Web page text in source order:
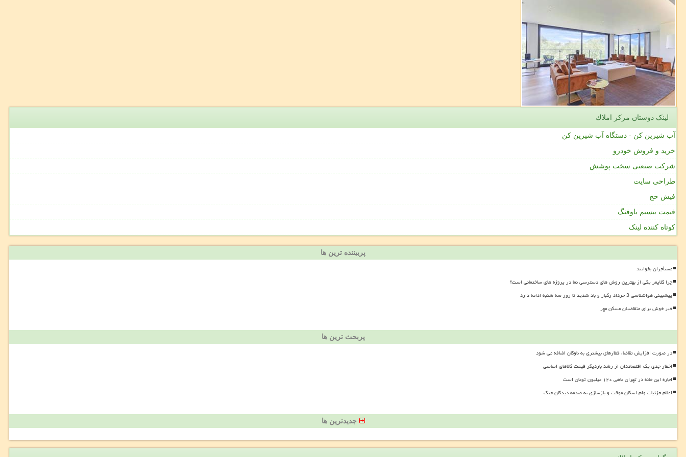
لینک دوستان مركز املاك
آب شیرین کن - دستگاه آب شیرین کن
خرید و فروش خودرو
شرکت صنعتی سخت پوشش
طراحی سایت
فیش حج
قیمت بیسیم باوفنگ
کوتاه کننده لینک
پربیننده ترین ها
مستأجران بخوانند
چرا کلایمر یکی از بهترین روش های دسترسی نما در پروژه های ساختمانی است؟
پیشبینی هواشناسی 3 خرداد رگبار و باد شدید تا روز سه شنبه ادامه دارد
خبر خوش برای متقاضیان مسکن مهر
پربحث ترین ها
در صورت افزایش تقاضا، قطارهای بیشتری به ناوگان اضافه می شود
اخطار جدی یک اقتصاددان از رشد باردیگر قیمت کالاهای اساسی
اجاره این خانه در تهران ماهی ۱۲۰ میلیون تومان است
اعلام جزئیات وام اسکان موقت و بازسازی به صدمه دیدگان جنگ
جدیدترین ها